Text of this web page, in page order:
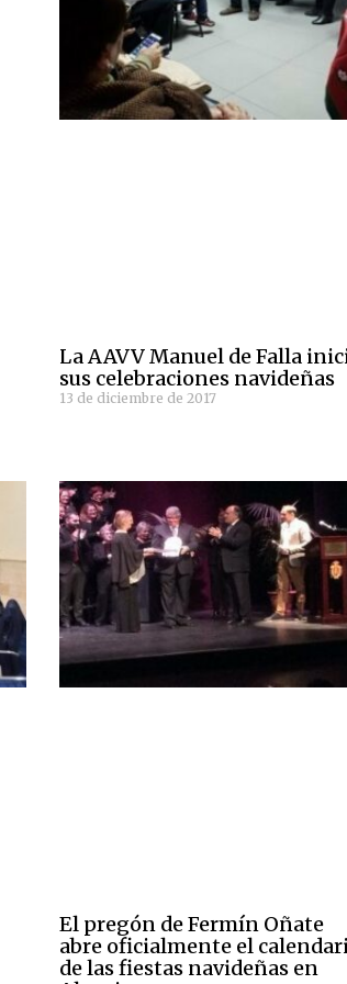
La AAVV Manuel de Falla
sus celebraciones navideñas
13 de diciembre de 2017
El pregón de Fermín Oñate
abre oficialmente el
de las fiestas navideñas en